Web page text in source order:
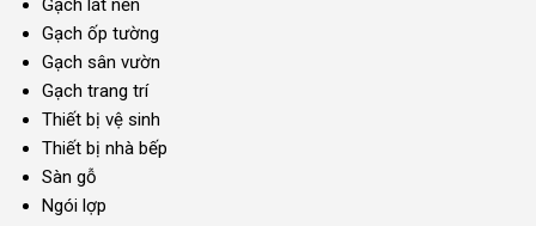
Gạch lát nền
Gạch ốp tường
Gạch sân vườn
Gạch trang trí
Thiết bị vệ sinh
Thiết bị nhà bếp
Sàn gỗ
Ngói lợp